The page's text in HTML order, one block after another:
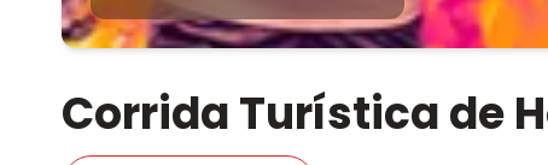
Corrida Turística de